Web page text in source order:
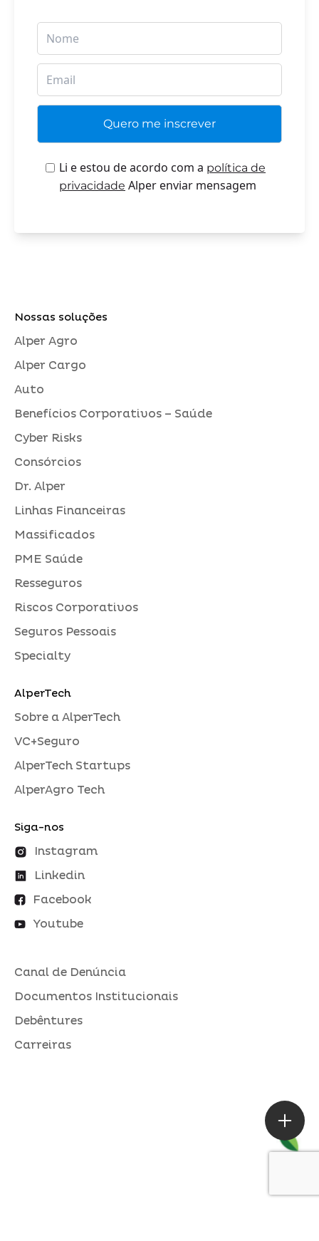
Li e estou de acordo com a política de
privacidade Alper enviar mensagem
Nossas soluções
Alper Agro
Alper Cargo
Auto
Benefícios Corporativos – Saúde
Cyber Risks
Consórcios
Dr. Alper
Linhas Financeiras
Massificados
PME Saúde
Resseguros
Riscos Corporativos
Seguros Pessoais
Specialty
AlperTech
Sobre a AlperTech
VC+Seguro
AlperTech Startups
AlperAgro Tech
Siga-nos
Instagram
Linkedin
Facebook
Youtube
Canal de Denúncia
Documentos Institucionais
Debêntures
Carreiras